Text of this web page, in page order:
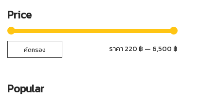
Price
คัดกรอง ราคา220 ฿ — 6,500 ฿
Popular